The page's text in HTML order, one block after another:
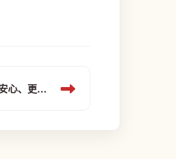
养老服务大升级：3大类别6大层级，让晚年生活更安心、更精彩